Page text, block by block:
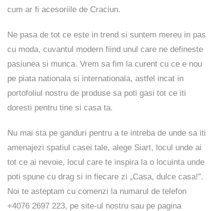
cum ar fi acesoriile de Craciun.
Ne pasa de tot ce este in trend si suntem mereu in pas
cu moda, cuvantul modern fiind unul care ne defineste
pasiunea si munca. Vrem sa fim la curent cu ce e nou
pe piata nationala si internationala, astfel incat in
portofoliul nostru de produse sa poti gasi tot ce iti
doresti pentru tine si casa ta.
Nu mai sta pe ganduri pentru a te intreba de unde sa iti
amenajezi spatiul casei tale, alege Siart, locul unde ai
tot ce ai nevoie, locul care te inspira la o locuinta unde
poti spune cu drag si in fiecare zi „Casa, dulce casa!”.
Noi te asteptam cu comenzi la numarul de telefon
+4076 2697 223, pe site-ul nostru sau pe pagina